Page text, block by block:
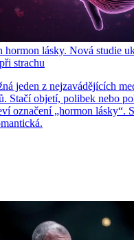
hormon lásky. Nová studie
strachu
jeden z nejzavádějících
Stačí objetí, polibek nebo
označení „hormon lásky“.